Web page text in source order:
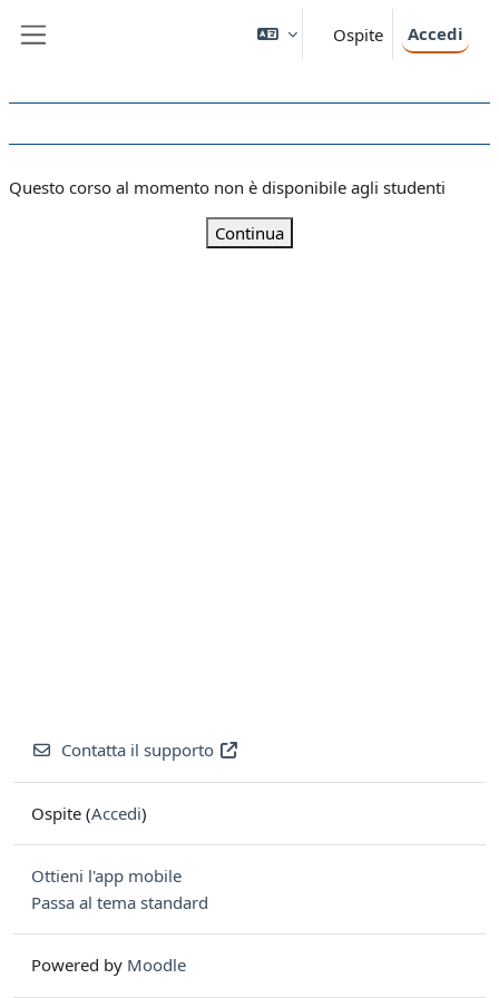
Ospite Accedi
Questo corso al momento non è disponibile agli studenti
Continua
Contatta il supporto
Ospite (Accedi)
Ottieni l'app mobile
Passa al tema standard
Powered by Moodle